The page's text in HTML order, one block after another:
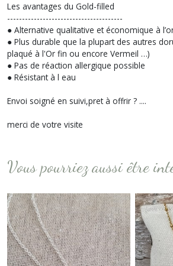
Les avantages du Gold-filled
---------------------------------------
● Alternative qualitative et économique à
● Plus durable que la plupart des autres
plaqué à l'Or fin ou encore Vermeil …)
● Pas de réaction allergique possible
● Résistant à l eau
Envoi soigné en suivi,pret à offrir ? ....
merci de votre visite
Vous pourriez aussi être